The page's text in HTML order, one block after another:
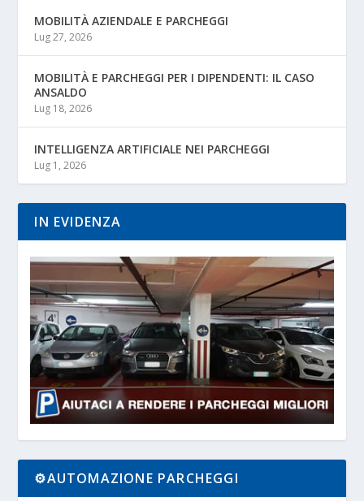
MOBILITÀ AZIENDALE E PARCHEGGI
Lug 27, 2026
MOBILITÀ E PARCHEGGI PER I DIPENDENTI: IL CASO
ANSALDO
Lug 18, 2026
INTELLIGENZA ARTIFICIALE NEI PARCHEGGI
Lug 1, 2026
IN EVIDENZA
⚙️AUTOMAZIONE PARCHEGGI